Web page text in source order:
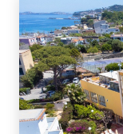
privata,
vacanze
amici.